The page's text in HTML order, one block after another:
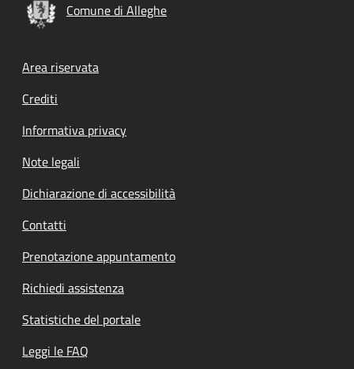
Comune di Alleghe
Footer menu
Area riservata
Crediti
Informativa privacy
Note legali
Dichiarazione di accessibilità
Contatti
Prenotazione appuntamento
Richiedi assistenza
Statistiche del portale
Leggi le FAQ